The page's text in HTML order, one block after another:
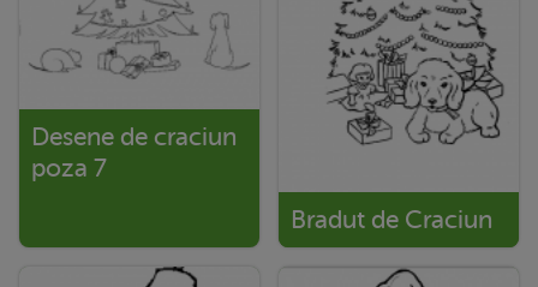
Desene de craciun
poza 7
Bradut de Craciun